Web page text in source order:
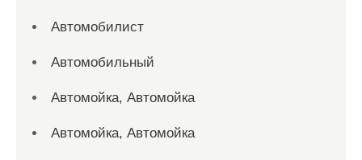
Автомобилист
Автомобильный
Автомойка, Автомойка
Автомойка, Автомойка